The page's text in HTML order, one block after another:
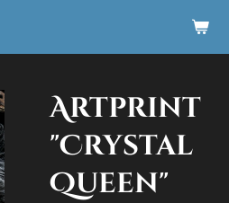
Artprint
"Crystal
Queen"